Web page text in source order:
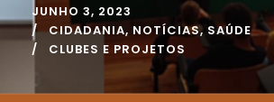
JUNHO 3, 2023
CIDADANIA, NOTÍCIAS, SAÚDE
CLUBES E PROJETOS